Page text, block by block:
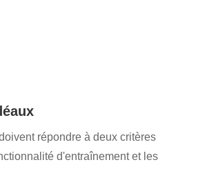
répondre à deux critères
d'entraînement et les